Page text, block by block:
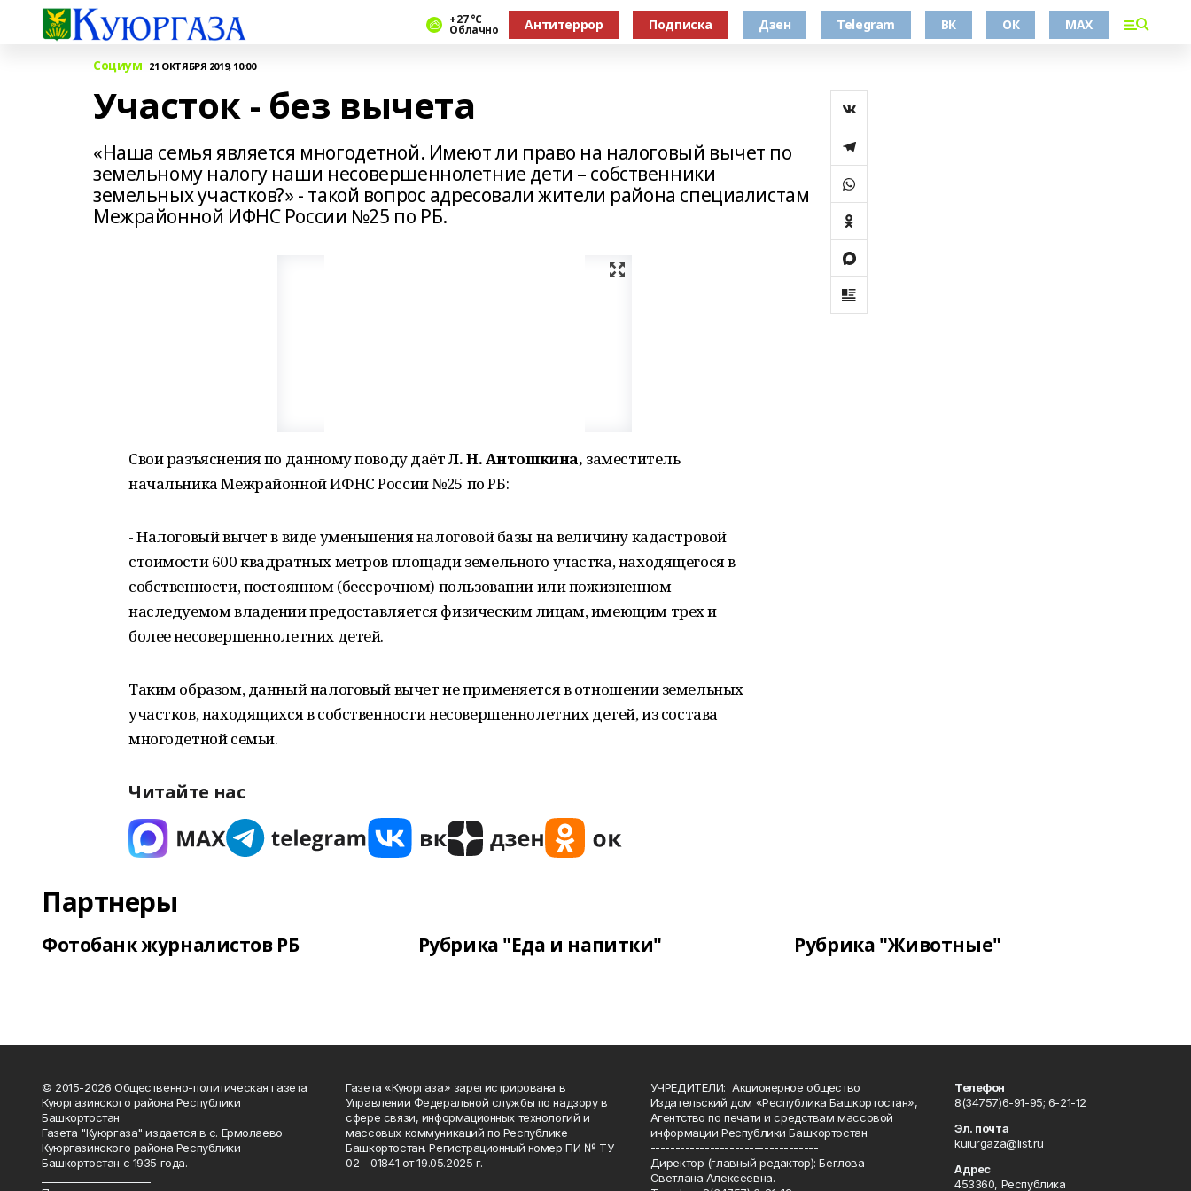
+27 °С
Облачно Антитеррор Подписка Дзен Telegram ВК ОК MAX
Социум 21 ОКТЯБРЯ 2019, 10:00
Участок - без вычета
«Наша семья является многодетной. Имеют ли право на налоговый вычет по
земельному налогу наши несовершеннолетние дети – собственники
земельных участков?» - такой вопрос адресовали жители района специалистам
Межрайонной ИФНС России №25 по РБ.
Свои разъяснения по данному поводу даётЛ. Н. Антошкина, заместитель
начальника Межрайонной ИФНС России №25 по РБ:
- Налоговый вычет в виде уменьшения налоговой базы на величину кадастровой
стоимости 600 квадратных метров площади земельного участка, находящегося в
собственности, постоянном (бессрочном) пользовании или пожизненном
наследуемом владении предоставляется физическим лицам, имеющим трех и
более несовершеннолетних детей.
Таким образом, данный налоговый вычет не применяется в отношении земельных
участков, находящихся в собственности несовершеннолетних детей, из состава
многодетной семьи.
Читайте нас
Партнеры
Фотобанк журналистов РБ Рубрика "Еда и напитки" Рубрика "Животные"
© 2015-2026 Общественно-политическая газета
Куюргазинского района Республики
Башкортостан
Газета "Куюргаза" издается в с. Ермолаево
Куюргазинского района Республики
Башкортостан с 1935 года.
Газета «Куюргаза» зарегистрирована в
Управлении Федеральной службы по надзору в
сфере связи, информационных технологий и
массовых коммуникаций по Республике
Башкортостан. Регистрационный номер ПИ № ТУ
02 - 01841 от 19.05.2025 г.
УЧРЕДИТЕЛИ: Акционерное общество
Издательский дом «Республика Башкортостан»,
Агентство по печати и средствам массовой
информации Республики Башкортостан.
----------------------------------
Директор (главный редактор): Беглова
Светлана Алексеевна.
Телефон
8(34757)6-91-95; 6-21-12
Эл. почта
kuiurgaza@list.ru
Адрес
453360, Республика